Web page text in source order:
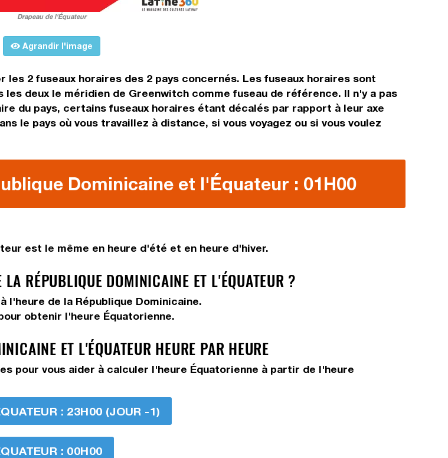
Drapeau de l'Équateur
Agrandir l'image
2 fuseaux horaires des 2 pays concernés. Les fuseaux horaires sont
deux le méridien de Greenwitch comme fuseau de référence. Il n'y a pas
du pays, certains fuseaux horaires étant décalés par rapport à leur axe
le pays où vous travaillez à distance, si vous voyagez ou si vous voulez
Dominicaine et l'Équateur : 01H00
est le même en heure d'été et en heure d'hiver.
RÉPUBLIQUE DOMINICAINE ET L'ÉQUATEUR ?
à l'heure de la République Dominicaine.
obtenir l'heure Équatorienne.
ET L'ÉQUATEUR HEURE PAR HEURE
pour vous aider à calculer l'heure Équatorienne à partir de l'heure
: 23H00 (JOUR -1)
: 00H00